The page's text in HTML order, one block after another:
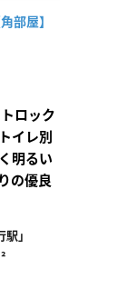
部屋】
ロック
イレ別
明るい
の優良
」